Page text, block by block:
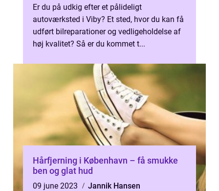
Er du på udkig efter et pålideligt
autoværksted i Viby? Et sted, hvor du kan få
udført bilreparationer og vedligeholdelse af
høj kvalitet? Så er du kommet t...
Hårfjerning i København – få smukke
ben og glat hud
09 june 2023
Jannik Hansen